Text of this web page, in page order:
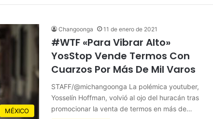
MÉXICO
Changoonga 11 de enero de 2021
#WTF «Para Vibrar Alto»
YosStop Vende Termos Con
Cuarzos Por Más De Mil Varos
STAFF/@michangoonga La polémica youtuber,
Yosselín Hoffman, volvió al ojo del huracán tras
promocionar la venta de termos en más de…